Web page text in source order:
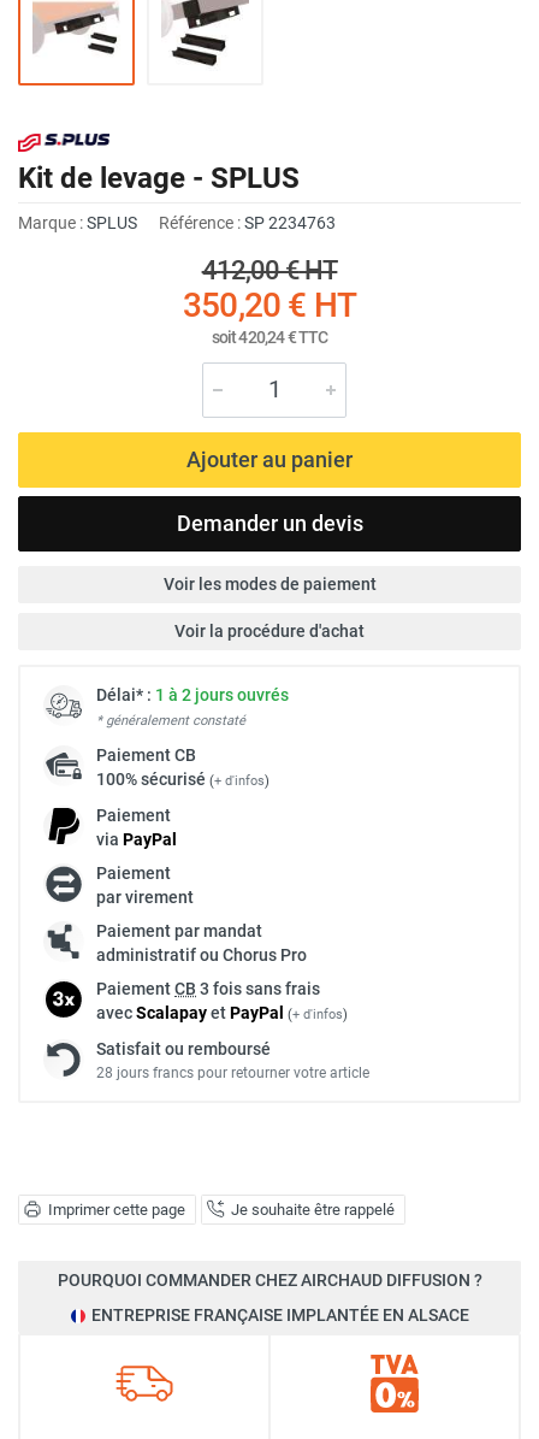
Imprimer cette page Je souhaite être rappelé
Kit de levage - SPLUS
Marque :SPLUS Référence :SP 2234763
412,00 €HT
350,20 € HT
soit420,24 €TTC
Ajouter au panier
Demander un devis
Voir les modes de paiement
Voir la procédure d'achat
Délai* : 1 à 2 jours ouvrés
* généralement constaté
PaiementCB
100% sécurisé (+ d'infos)
Paiement
via PayPal
Paiement
par virement
Paiement par mandat
administratif ou Chorus Pro
PaiementCB 3 fois sans frais
avecScalapayetPayPal (+ d'infos)
Satisfait ou remboursé
28 jours francs pour retourner votre article
POURQUOI COMMANDER CHEZ AIRCHAUD DIFFUSION ?
ENTREPRISE FRANÇAISE IMPLANTÉE EN ALSACE